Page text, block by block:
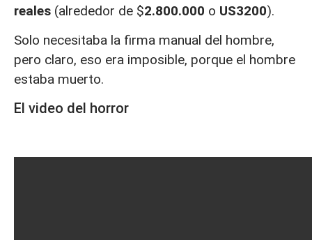
reales (alrededor de $2.800.000 o US3200).
Solo necesitaba la firma manual del hombre,
pero claro, eso era imposible, porque el hombre
estaba muerto.
El video del horror